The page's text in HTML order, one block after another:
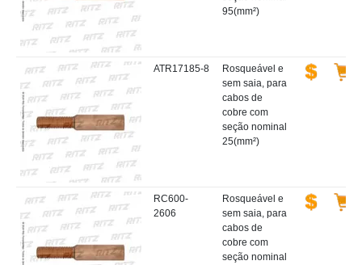
95(mm²)
ATR17185-8
Rosqueável e
sem saia, para
cabos de
cobre com
seção nominal
25(mm²)
RC600-
2606
Rosqueável e
sem saia, para
cabos de
cobre com
seção nominal